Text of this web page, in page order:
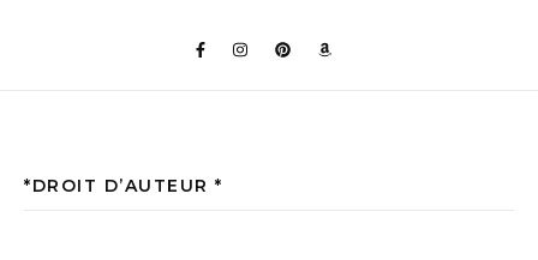
*DROIT D’AUTEUR *